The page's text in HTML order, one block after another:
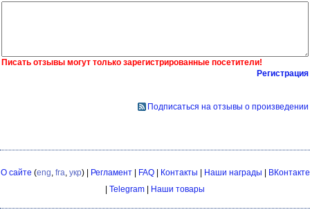
Писать отзывы могут только зарегистрированные посетители!
Регистрация
Подписаться на отзывы о произведении
О сайте (eng fra укр) | Регламент| FAQ| Контакты | Наши награды | ВКонтакте
| Telegram | Наши товары